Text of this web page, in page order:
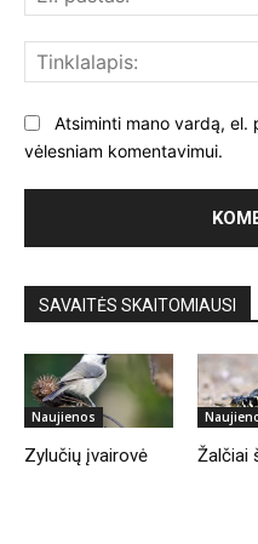
Atsiminti mano vardą, el.
vėlesniam komentavimui.
SAVAITĖS SKAITOMIAUSI
Naujienos
Zylučių įvairovė Žalčiai